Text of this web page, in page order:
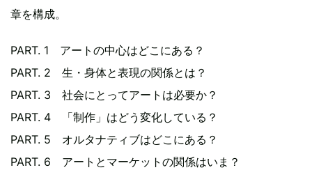
章を構成。
PART. 1 アートの中心はどこにある？
PART. 2 生・身体と表現の関係とは？
PART. 3 社会にとってアートは必要か？
PART. 4 「制作」はどう変化している？
PART. 5 オルタナティブはどこにある？
PART. 6 アートとマーケットの関係はいま？